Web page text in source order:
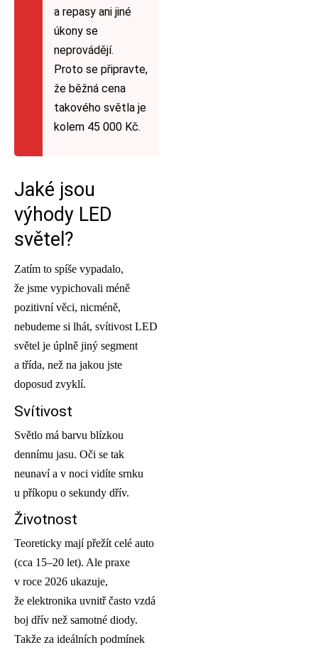
a repasy ani jiné
úkony se
neprovádějí.
Proto se připravte,
že běžná cena
takového světla je
kolem 45 000 Kč.
Jaké jsou
výhody LED
světel?
Zatím to spíše vypadalo,
že jsme vypichovali méně
pozitivní věci, nicméně,
nebudeme si lhát, svítivost LED
světel je úplně jiný segment
a třída, než na jakou jste
doposud zvyklí.
Svítivost
Světlo má barvu blízkou
dennímu jasu. Oči se tak
neunaví a v noci vidíte srnku
u příkopu o sekundy dřív.
Životnost
Teoreticky mají přežít celé auto
(cca 15–20 let). Ale praxe
v roce 2026 ukazuje,
že elektronika uvnitř často vzdá
boj dřív než samotné diody.
Takže za ideálních podmínek